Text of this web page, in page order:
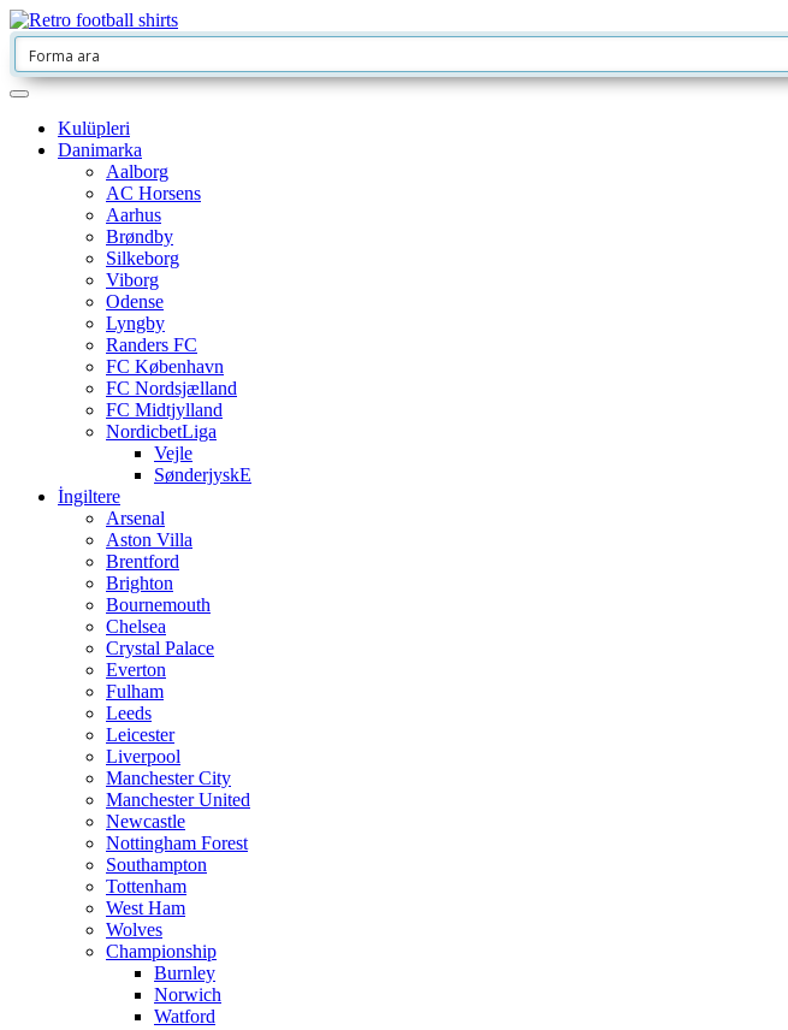
Kulüpleri
Danimarka
Aalborg
AC Horsens
Aarhus
Brøndby
Silkeborg
Viborg
Odense
Lyngby
Randers FC
FC København
FC Nordsjælland
FC Midtjylland
NordicbetLiga
Vejle
SønderjyskE
İngiltere
Arsenal
Aston Villa
Brentford
Brighton
Bournemouth
Chelsea
Crystal Palace
Everton
Fulham
Leeds
Leicester
Liverpool
Manchester City
Manchester United
Newcastle
Nottingham Forest
Southampton
Tottenham
West Ham
Wolves
Championship
Burnley
Norwich
Watford